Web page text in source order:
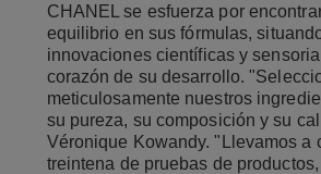
CHANEL se esfuerza por
equilibrio en sus fórmulas,
innovaciones científicas y
corazón de su desarrollo.
meticulosamente nuestros
su pureza, su composición y su
Véronique Kowandy. "Llevamos a
treintena de pruebas de